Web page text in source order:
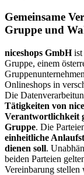
Gemeinsame
Gruppe und
niceshops GmbHist
Gruppe, einem
Onlineshops in
Die
Tätigkeiten von
Verantwortlichkeit
Gruppe. Die
einheitliche
dienen soll.
beiden Parteien
Vereinbarung